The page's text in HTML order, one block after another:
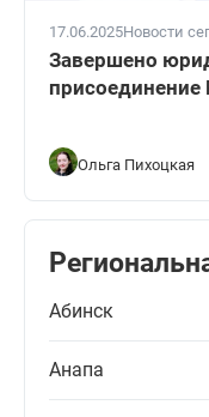
17.06.2025Новости
Завершено
Ольга Пихоцкая
Абинск
Анапа